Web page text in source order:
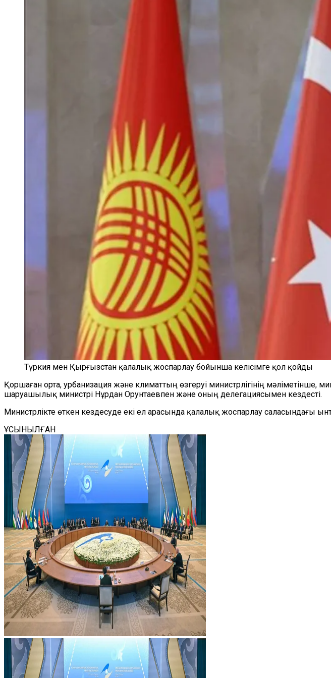
Түркия мен Қырғызстан қалалық жоспарлау бойынша келісімге қол қойды
Қоршаған орта, урбанизация және климаттың өзгеруі министрлігінің
шаруашылық министрі Нұрдан Орунтаевпен және оның делегациясымен кездесті.
Министрлікте өткен кездесуде екі ел арасында қалалық жоспарлау саласындағы
ҰСЫНЫЛҒАН